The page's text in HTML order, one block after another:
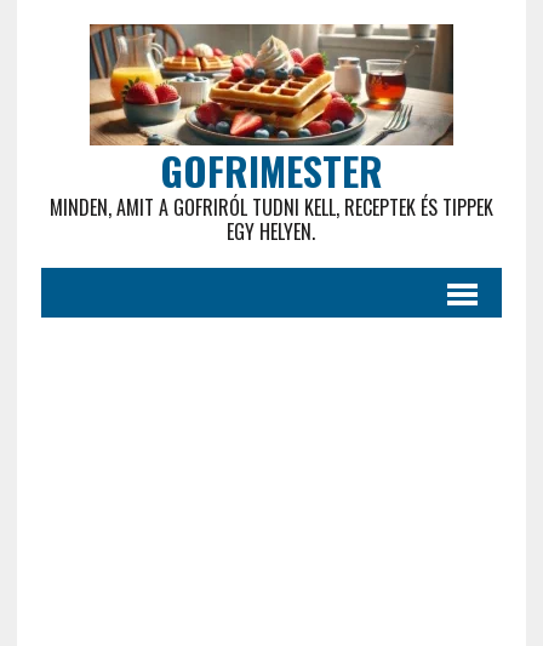
GOFRIMESTER
MINDEN, AMIT A GOFRIRÓL TUDNI KELL, RECEPTEK ÉS TIPPEK
EGY HELYEN.